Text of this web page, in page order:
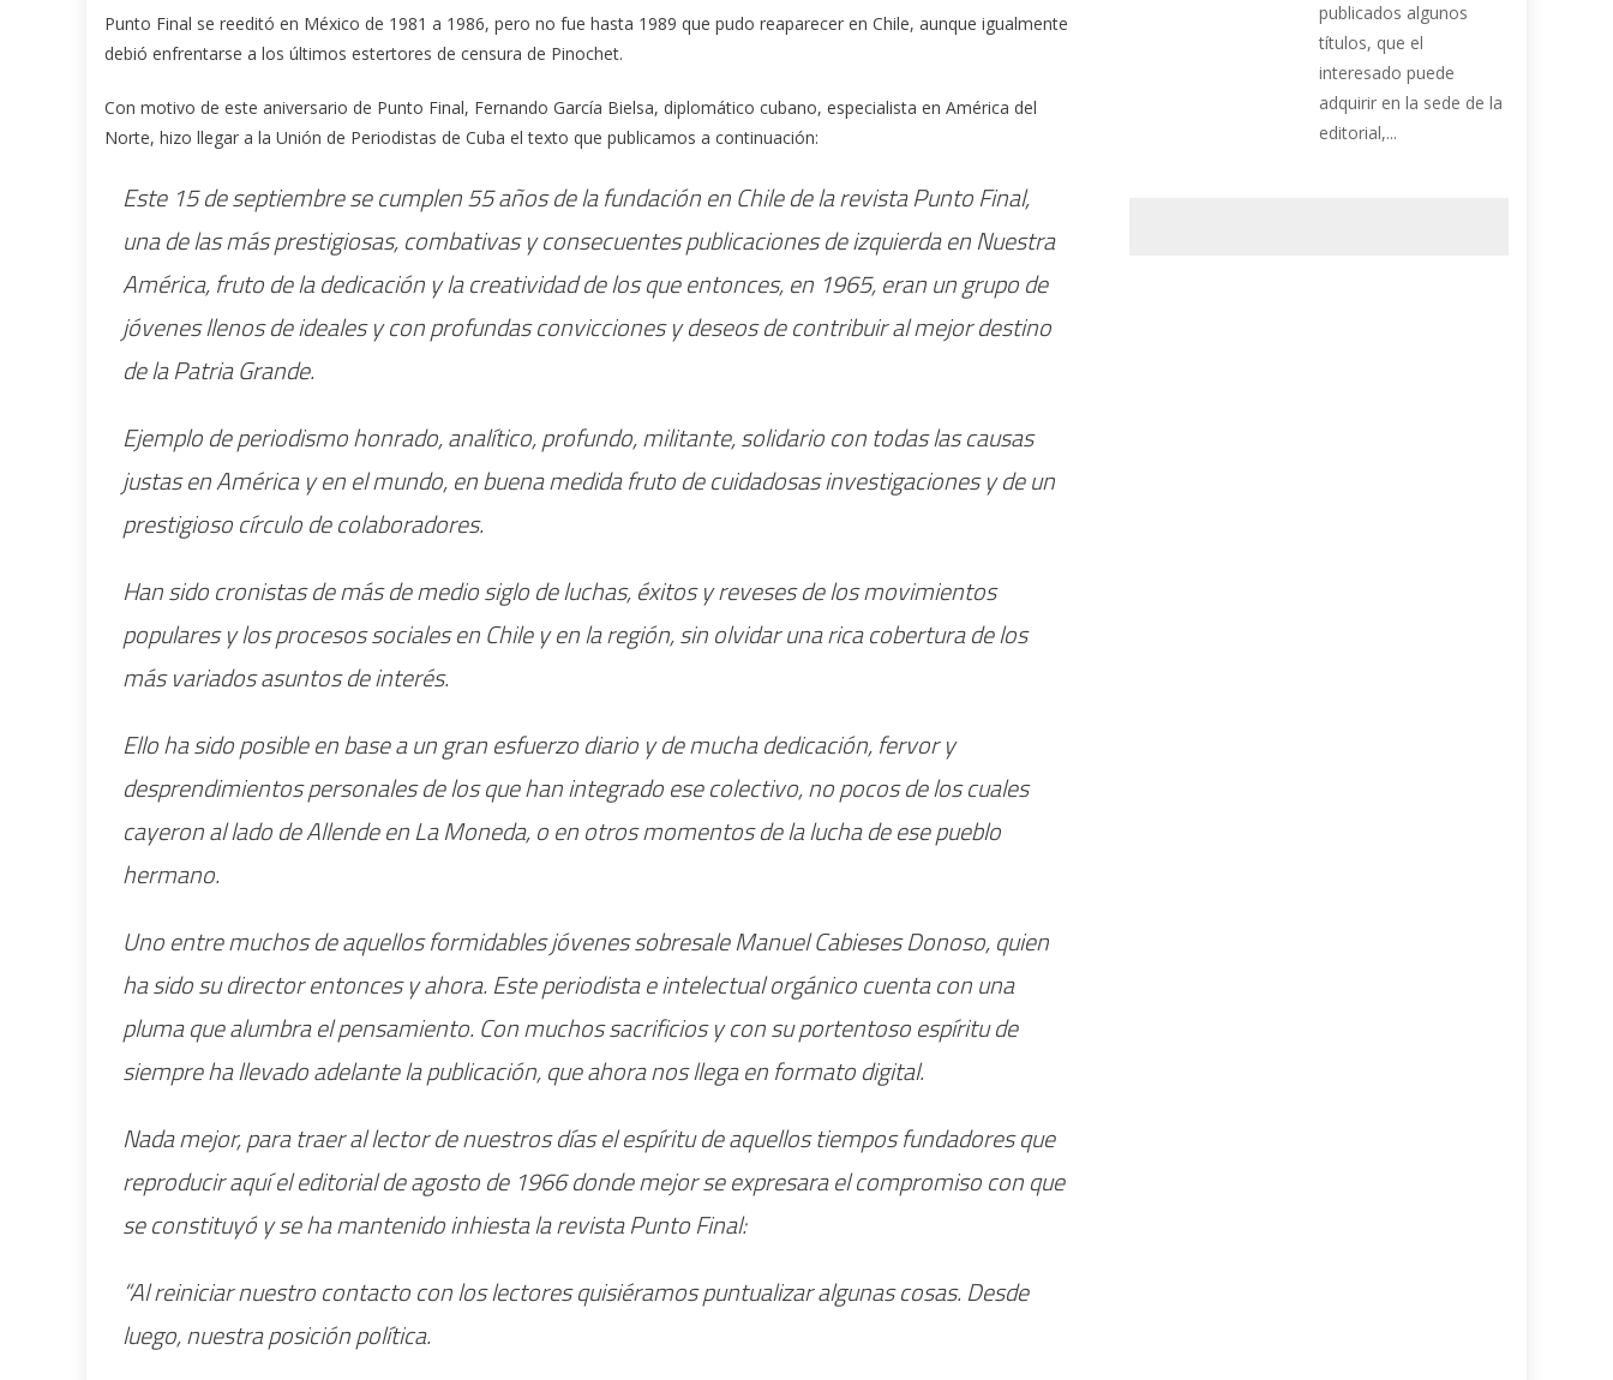
Punto Final se reeditó en México de 1981 a 1986, pero no fue hasta 1989 que pudo reaparecer en Chile, aunque igualmente
debió enfrentarse a los últimos estertores de censura de Pinochet.
Con motivo de este aniversario de Punto Final, Fernando García Bielsa, diplomático cubano, especialista en América del
Norte, hizo llegar a la Unión de Periodistas de Cuba el texto que publicamos a continuación:
Este 15 de septiembre se cumplen 55 años de la fundación en Chile de la revista Punto Final,
una de las más prestigiosas, combativas y consecuentes publicaciones de izquierda en Nuestra
América, fruto de la dedicación y la creatividad de los que entonces, en 1965, eran un grupo de
jóvenes llenos de ideales y con profundas convicciones y deseos de contribuir al mejor destino
de la Patria Grande.
Ejemplo de periodismo honrado, analítico, profundo, militante, solidario con todas las causas
justas en América y en el mundo, en buena medida fruto de cuidadosas investigaciones y de un
prestigioso círculo de colaboradores.
Han sido cronistas de más de medio siglo de luchas, éxitos y reveses de los movimientos
populares y los procesos sociales en Chile y en la región, sin olvidar una rica cobertura de los
más variados asuntos de interés.
Ello ha sido posible en base a un gran esfuerzo diario y de mucha dedicación, fervor y
desprendimientos personales de los que han integrado ese colectivo, no pocos de los cuales
cayeron al lado de Allende en La Moneda, o en otros momentos de la lucha de ese pueblo
hermano.
Uno entre muchos de aquellos formidables jóvenes sobresale Manuel Cabieses Donoso, quien
ha sido su director entonces y ahora. Este periodista e intelectual orgánico cuenta con una
pluma que alumbra el pensamiento. Con muchos sacrificios y con su portentoso espíritu de
siempre ha llevado adelante la publicación, que ahora nos llega en formato digital.
Nada mejor, para traer al lector de nuestros días el espíritu de aquellos tiempos fundadores que
reproducir aquí el editorial de agosto de 1966 donde mejor se expresara el compromiso con que
se constituyó y se ha mantenido inhiesta la revista Punto Final:
“Al reiniciar nuestro contacto con los lectores quisiéramos puntualizar algunas cosas. Desde
luego, nuestra posición política.
publicados algunos
títulos, que el
interesado puede
adquirir en la sede de la
editorial,...